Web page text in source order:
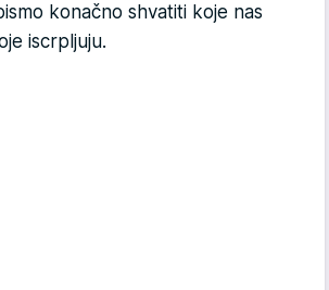
konačno shvatiti koje nas
iscrpljuju.